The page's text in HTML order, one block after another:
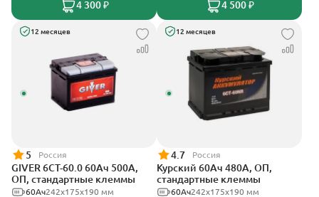
4 300 ₽ 4 500 ₽
12 месяцев
5 Россия
GIVER 6СТ-60.0 60Ач 500А,
ОП, стандартные клеммы
242х175х190 мм
60Ач
12 месяцев
4.7 Россия
Курский 60Ач 480А, ОП,
стандартные клеммы
242x175x190 мм
60Ач